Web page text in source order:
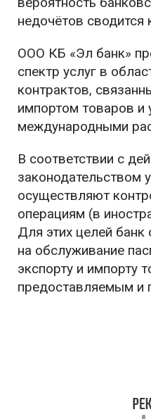
недочётов сводится
ООО КБ «Эл банк»
спектр услуг в
контрактов,
импортом товаров и
международными
В соответствии с
законодательством
осуществляют
операциям (в
Для этих целей
на обслуживание
экспорту и импорту
предоставляемым и